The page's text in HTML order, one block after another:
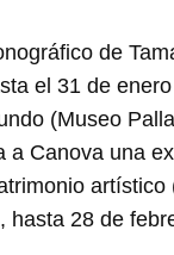
de
el 31 de
(Museo
Canova una
hasta 28 de